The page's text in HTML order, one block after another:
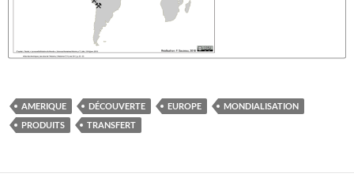
AMERIQUE DÉCOUVERTE EUROPE
MONDIALISATION
PRODUITS
TRANSFERT